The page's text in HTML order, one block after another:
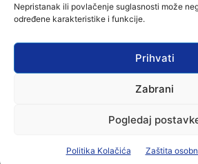
Nepristanak ili povlačenje suglasnosti može
određene karakteristike i funkcije.
Prihvati
Zabrani
Pogledaj
Politika Kolačića Zaštita
POVEZANE VIJESTI
Zbog niskog
plovidba na Dunavu
Krimići, trileri,